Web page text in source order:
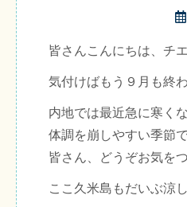
皆さんこんにちは、チ
気付けばもう９月も終
内地では最近急に寒く
体調を崩しやすい季節
皆さん、どうぞお気を
ここ久米島もだいぶ涼